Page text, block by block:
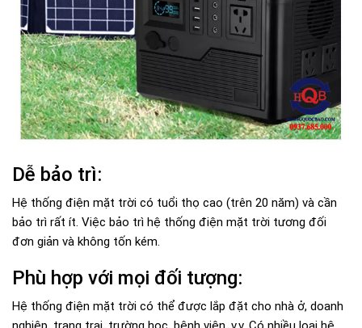
Dễ bảo trì:
Hệ thống điện mặt trời có tuổi thọ cao (trên 20 năm) và cần
bảo trì rất ít. Việc bảo trì hệ thống điện mặt trời tương đối
đơn giản và không tốn kém.
Phù hợp với mọi đối tượng:
Hệ thống điện mặt trời có thể được lắp đặt cho nhà ở, doanh